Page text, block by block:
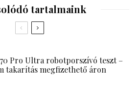
tartalmaink
Pro Ultra robotporszívó teszt –
takarítás megfizethető áron